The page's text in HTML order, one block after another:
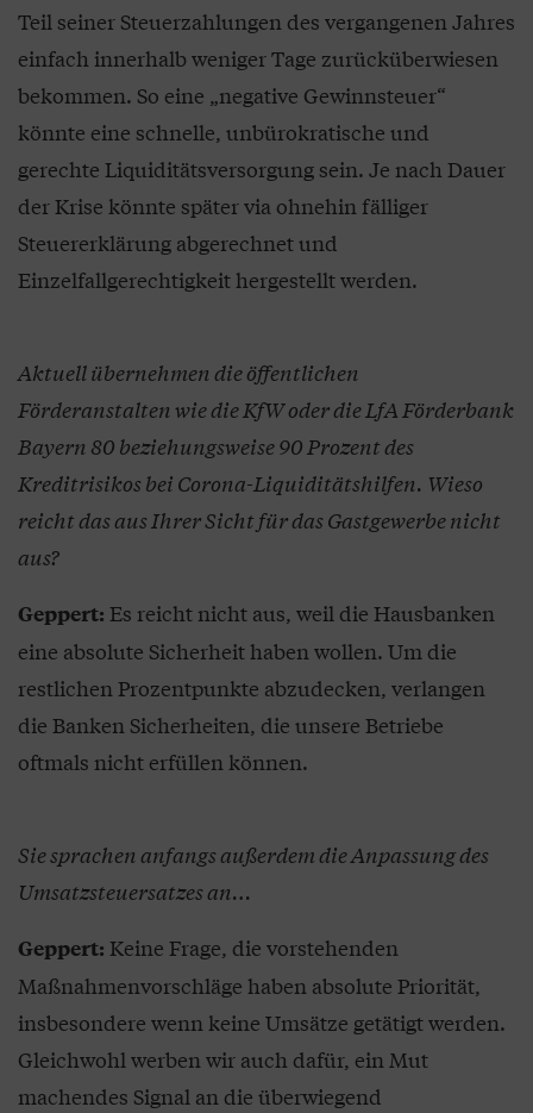
Teil seiner Steuerzahlungen des vergangenen Jahres
einfach innerhalb weniger Tage zurücküberwiesen
bekommen. So eine „negative Gewinnsteuer“
könnte eine schnelle, unbürokratische und
gerechte Liquiditätsversorgung sein. Je nach Dauer
der Krise könnte später via ohnehin fälliger
Steuererklärung abgerechnet und
Einzelfallgerechtigkeit hergestellt werden.
Aktuell übernehmen die öffentlichen
Förderanstalten wie die KfW oder die LfA Förderbank
Bayern 80 beziehungsweise 90 Prozent des
Kreditrisikos bei Corona-Liquiditätshilfen. Wieso
reicht das aus Ihrer Sicht für das Gastgewerbe nicht
aus?
Geppert: Es reicht nicht aus, weil die Hausbanken
eine absolute Sicherheit haben wollen. Um die
restlichen Prozentpunkte abzudecken, verlangen
die Banken Sicherheiten, die unsere Betriebe
oftmals nicht erfüllen können.
Sie sprachen anfangs außerdem die Anpassung des
Umsatzsteuersatzes an…
Geppert: Keine Frage, die vorstehenden
Maßnahmenvorschläge haben absolute Priorität,
insbesondere wenn keine Umsätze getätigt werden.
Gleichwohl werben wir auch dafür, ein Mut
machendes Signal an die überwiegend